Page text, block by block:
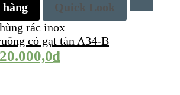
hàng
Quick Look
rác inox
có gạt tàn A34-B
₫